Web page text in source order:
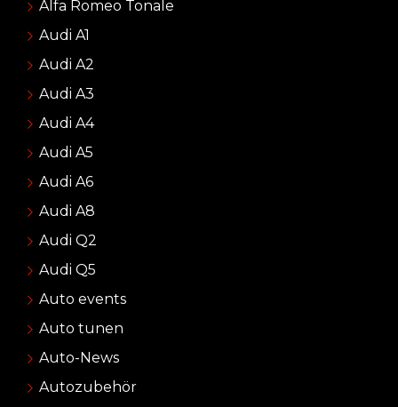
Alfa Romeo Tonale
Audi A1
Audi A2
Audi A3
Audi A4
Audi A5
Audi A6
Audi A8
Audi Q2
Audi Q5
Auto events
Auto tunen
Auto-News
Autozubehör